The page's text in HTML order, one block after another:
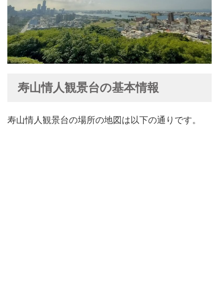
寿山情人観景台の基本情報
寿山情人観景台の場所の地図は以下の通りです。